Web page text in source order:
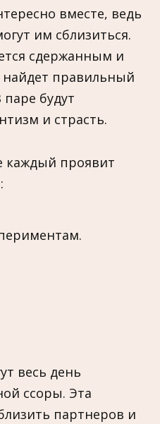
вместе, ведь
им сблизиться.
сдержанным и
правильный
паре будут
и страсть.
каждый проявит
весь день
ссоры. Эта
партнеров и